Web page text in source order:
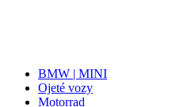
BMW | MINI
Ojeté vozy
Motorrad